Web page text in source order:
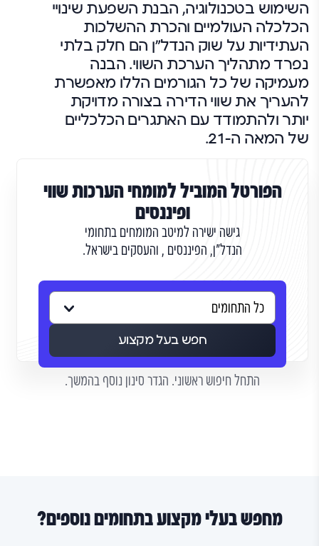
השימוש בטכנולוגיה, הבנת השפעת שינויי
הכלכלה העולמיים והכרת ההשלכות
העתידיות על שוק הנדל"ן הם חלק בלתי
נפרד מתהליך הערכת השווי. הבנה
מעמיקה של כל הגורמים הללו מאפשרת
להעריך את שווי הדירה בצורה מדויקת
יותר ולהתמודד עם האתגרים הכלכליים
של המאה ה-21.
הפורטל המוביל למומחי הערכות שווי
ופיננסים
גישה ישירה למיטב המומחים בתחומי
הנדל"ן, הפיננסים , והעסקים בישראל.
חפש בעל מקצוע
התחל חיפוש ראשוני. הגדר סינון נוסף בהמשך.
מחפש בעלי מקצוע בתחומים נוספים?